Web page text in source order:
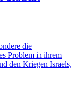
die
Problem in ihrem
den Kriegen Israels,